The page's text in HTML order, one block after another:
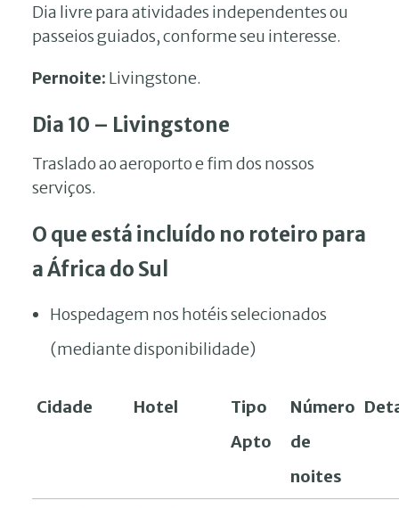
Dia livre para atividades independentes ou
passeios guiados, conforme seu interesse.
Pernoite: Livingstone.
Dia 10 – Livingstone
Traslado ao aeroporto e fim dos nossos
serviços.
O que está incluído no roteiro para
a África do Sul
Hospedagem nos hotéis selecionados
(mediante disponibilidade)
Cidade Hotel
Tipo
Apto
Número
de
noites